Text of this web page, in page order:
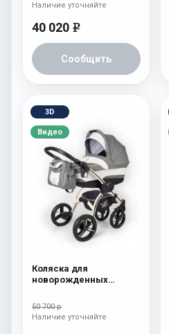
40 020 e
Сообщить
Наличие уточняйте
3D
Видео
Коляска для
новорожденных
Beige) Denim
50 700 р
Наличие уточняйте